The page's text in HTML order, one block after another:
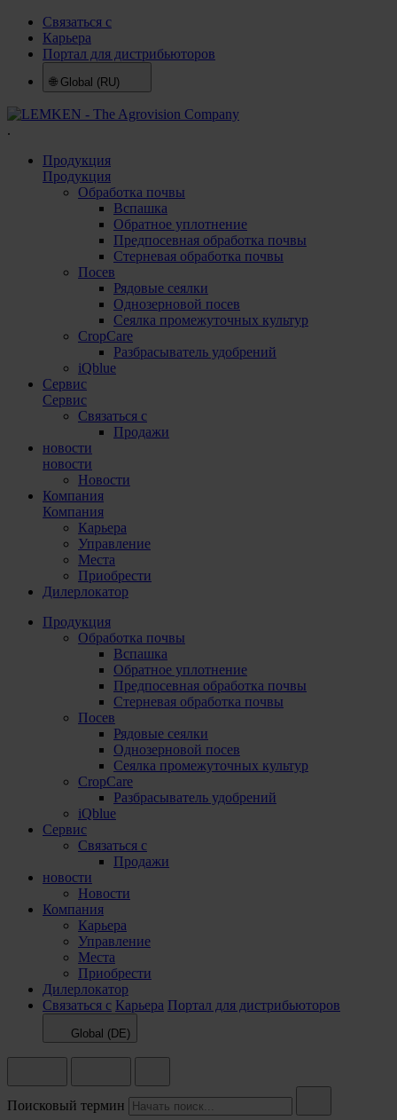
Связаться с
Карьера
Портал для дистрибьюторов
🌐 Global (RU)
.
Продукция
Продукция
Обработка почвы
Вспашка
Обратное уплотнение
Предпосевная обработка почвы
Стерневая обработка почвы
Посев
Рядовые сеялки
Однозерновой посев
Сеялка промежуточных культур
CropCare
Разбрасыватель удобрений
iQblue
Сервис
Сервис
Связаться с
Продажи
новости
новости
Новости
Компания
Компания
Карьера
Управление
Места
Приобрести
Дилерлокатор
Продукция
Обработка почвы
Вспашка
Обратное уплотнение
Предпосевная обработка почвы
Стерневая обработка почвы
Посев
Рядовые сеялки
Однозерновой посев
Сеялка промежуточных культур
CropCare
Разбрасыватель удобрений
iQblue
Сервис
Связаться с
Продажи
новости
Новости
Компания
Карьера
Управление
Места
Приобрести
Дилерлокатор
Связаться с Карьера Портал для дистрибьюторов
Global (DE)
Поисковый термин